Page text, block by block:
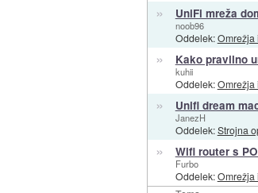
» UniFi mreža
noob96
Oddelek:Omrežja
» Kako pravilno
kuhii
Oddelek:Omrežja
» Unifi dream
JanezH
Oddelek:Strojna
» Wifi router s
Furbo
Oddelek:Omrežja